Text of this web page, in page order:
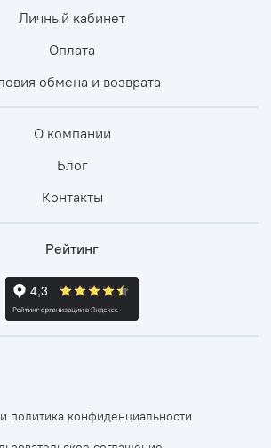
Личный кабинет
Оплата
обмена и возврата
О компании
Блог
Контакты
Рейтинг
политика конфиденциальности